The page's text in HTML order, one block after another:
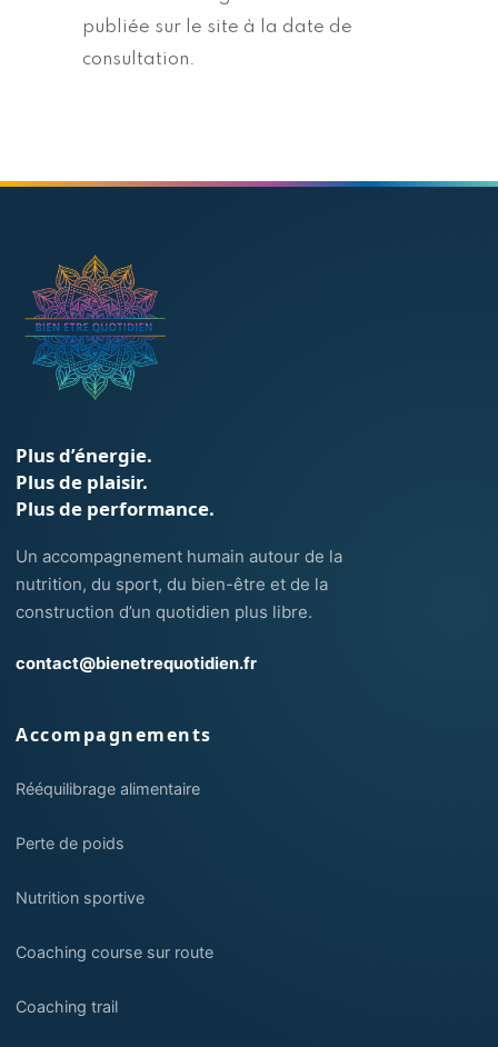
publiée sur le site à la date de
consultation.
Plus d’énergie.
Plus de plaisir.
Plus de performance.
Un accompagnement humain autour de la
nutrition, du sport, du bien-être et de la
construction d’un quotidien plus libre.
contact@bienetrequotidien.fr
Accompagnements
Rééquilibrage alimentaire
Perte de poids
Nutrition sportive
Coaching course sur route
Coaching trail